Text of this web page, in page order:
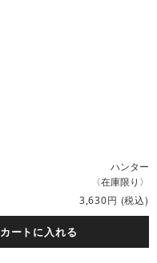
ハンター
〈在庫限り〉
3,630円 (税込)
カートに入れる